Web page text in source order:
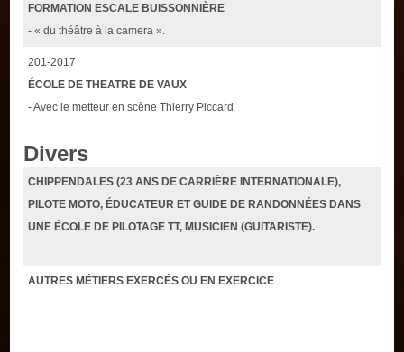
FORMATION ESCALE BUISSONNIÈRE
- « du théâtre à la camera ».
201-2017
ÉCOLE DE THEATRE DE VAUX
- Avec le metteur en scène Thierry Piccard
Divers
CHIPPENDALES (23 ANS DE CARRIÈRE INTERNATIONALE),
PILOTE MOTO, ÉDUCATEUR ET GUIDE DE RANDONNÉES DANS
UNE ÉCOLE DE PILOTAGE TT, MUSICIEN (GUITARISTE).
AUTRES MÉTIERS EXERCÉS OU EN EXERCICE